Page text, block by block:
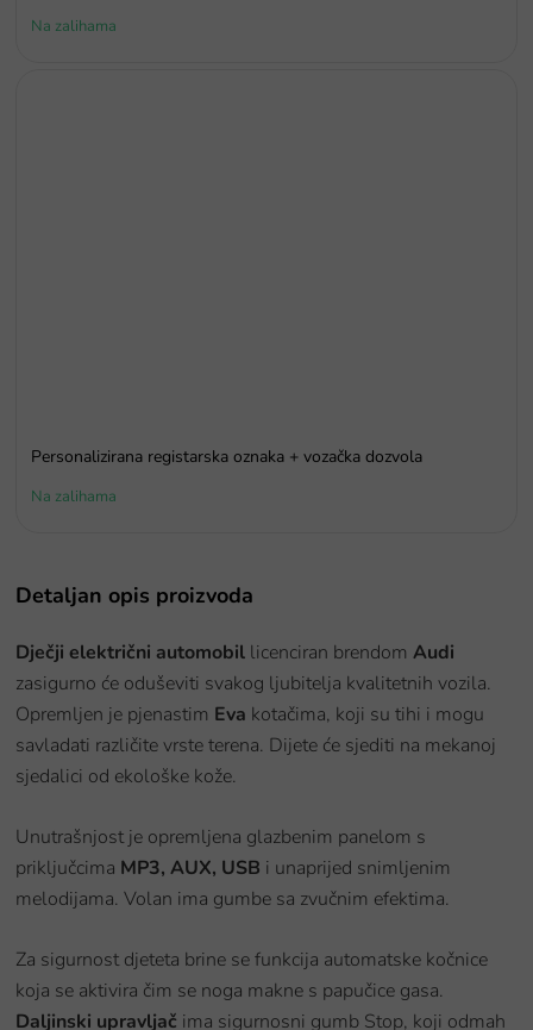
Na zalihama
Personalizirana registarska oznaka + vozačka dozvola
Na zalihama
Detaljan opis proizvoda
Dječji električni automobil licenciran brendom Audi
zasigurno će oduševiti svakog ljubitelja kvalitetnih vozila.
Opremljen je pjenastim Eva kotačima, koji su tihi i mogu
savladati različite vrste terena. Dijete će sjediti na mekanoj
sjedalici od ekološke kože.
Unutrašnjost je opremljena glazbenim panelom s
priključcima MP3, AUX, USB i unaprijed snimljenim
melodijama. Volan ima gumbe sa zvučnim efektima.
Za sigurnost djeteta brine se funkcija automatske kočnice
koja se aktivira čim se noga makne s papučice gasa.
Daljinski upravljač ima sigurnosni gumb Stop, koji odmah